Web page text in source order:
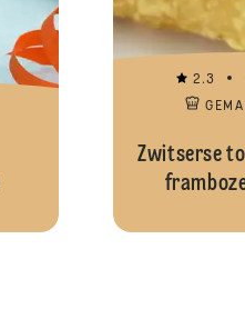
2.3
Zwitserse